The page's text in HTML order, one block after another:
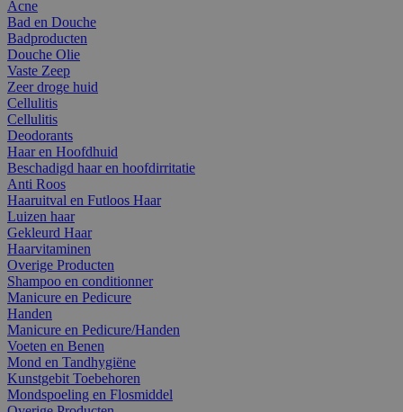
Acne
Bad en Douche
Badproducten
Douche Olie
Vaste Zeep
Zeer droge huid
Cellulitis
Cellulitis
Deodorants
Haar en Hoofdhuid
Beschadigd haar en hoofdirritatie
Anti Roos
Haaruitval en Futloos Haar
Luizen haar
Gekleurd Haar
Haarvitaminen
Overige Producten
Shampoo en conditionner
Manicure en Pedicure
Handen
Manicure en Pedicure/Handen
Voeten en Benen
Mond en Tandhygiëne
Kunstgebit Toebehoren
Mondspoeling en Flosmiddel